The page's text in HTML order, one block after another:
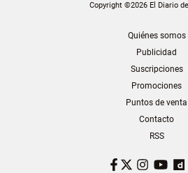
Copyright ©2026 El Diario
Quiénes somos
Publicidad
Suscripciones
Promociones
Puntos de venta
Contacto
RSS
Facebook
Twitter